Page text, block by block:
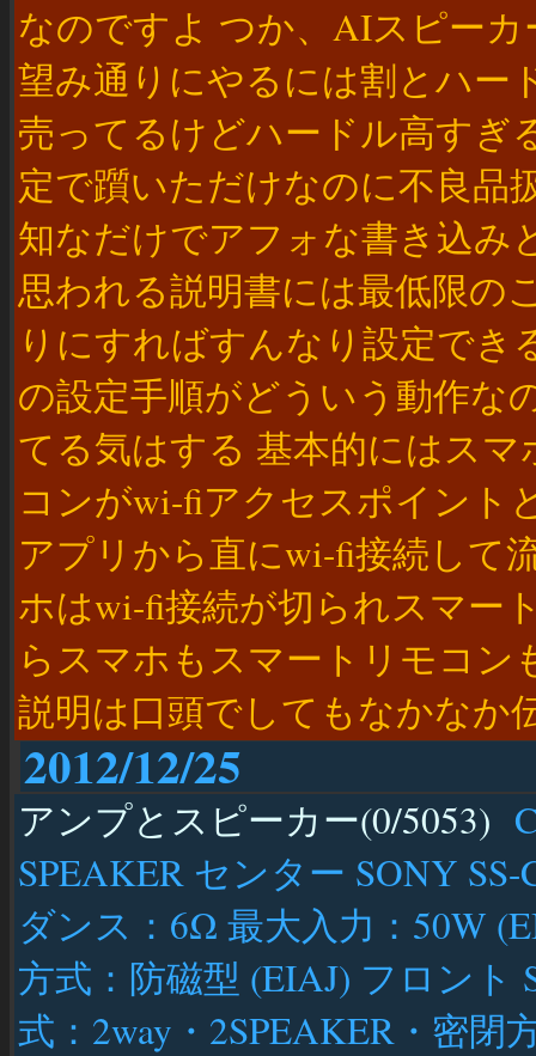
なのですよ つか、AIスピー
望み通りにやるには割とハー
売ってるけどハードル高すぎ
定で躓いただけなのに不良品
知なだけでアフォな書き込み
思われる説明書には最低限の
りにすればすんなり設定で
の設定手順がどういう動作な
てる気はする 基本的にはス
コンがwi-fiアクセスポイント
アプリから直にwi-fi接続して
ホはwi-fi接続が切られスマー
らスマホもスマートリモコ
説明は口頭でしてもなかなか
2012/12/25
アンプとスピーカー(0/5053)
SPEAKER センター SONY
ダンス：6Ω 最大入力：50W
方式：防磁型 (EIAJ) フロント
式：2way・2SPEAKER・密